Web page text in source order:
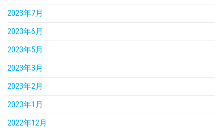
2023年7月
2023年6月
2023年5月
2023年3月
2023年2月
2023年1月
2022年12月